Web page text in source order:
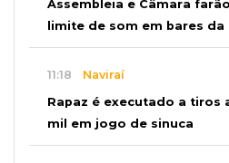
Assembleia e Câmara
limite de som em bares da
11:18 Naviraí
Rapaz é executado a tiros
mil em jogo de sinuca